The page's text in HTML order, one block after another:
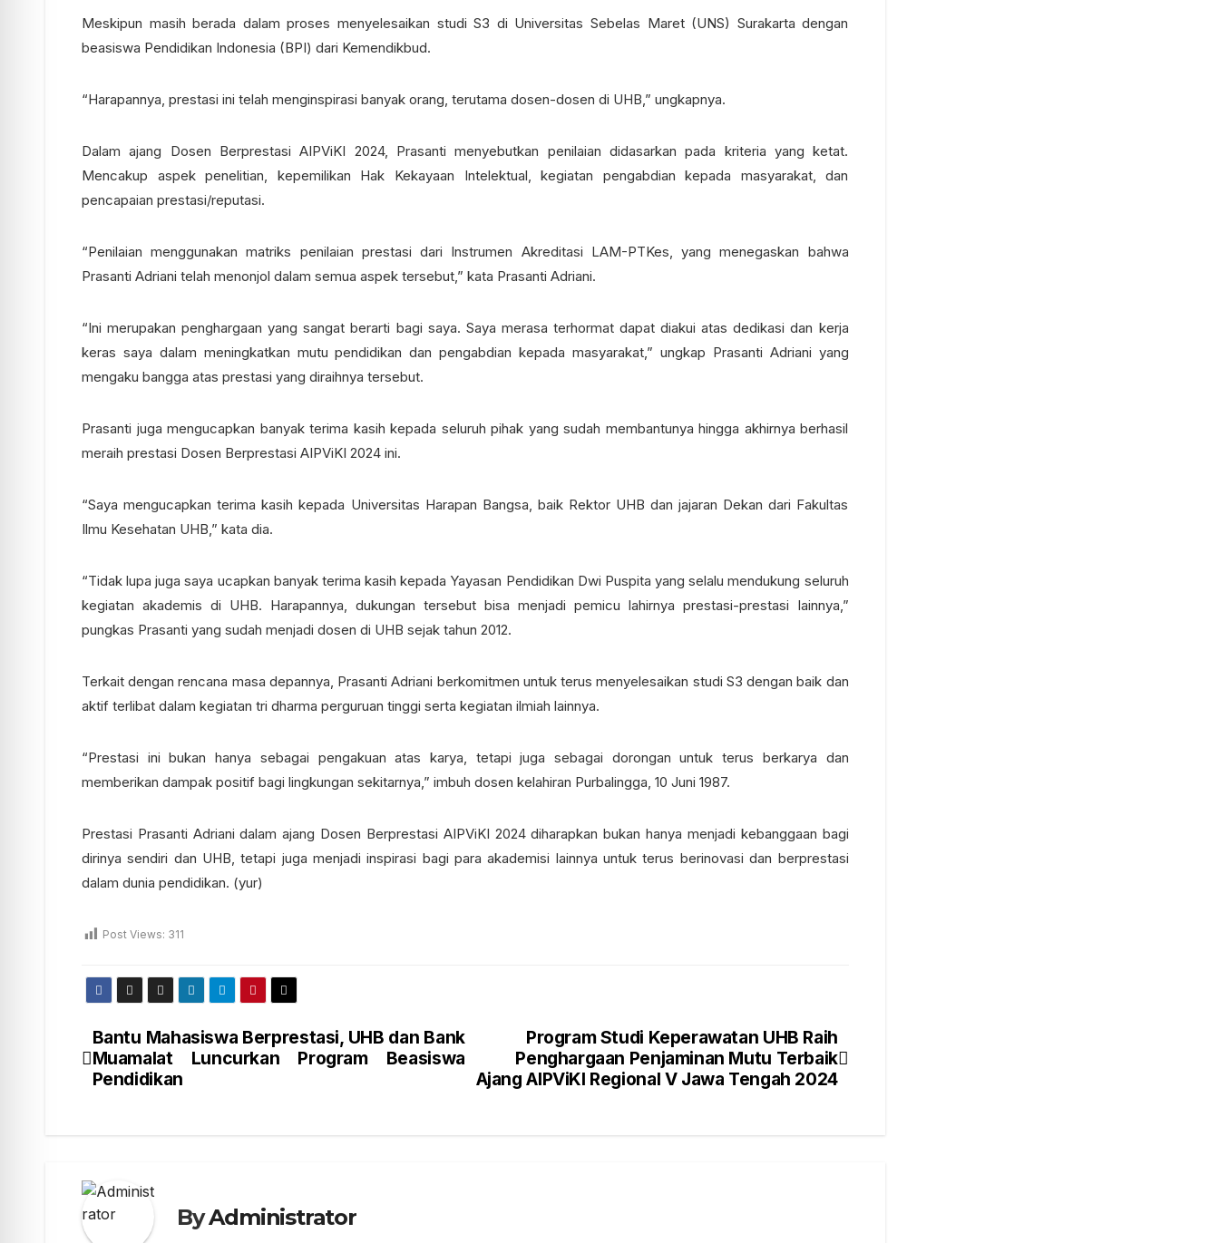
Meskipun masih berada dalam proses menyelesaikan studi S3 di Universitas Sebelas Maret (UNS) Surakarta dengan
beasiswa Pendidikan Indonesia (BPI) dari Kemendikbud.
“Harapannya, prestasi ini telah menginspirasi banyak orang, terutama dosen-dosen di UHB,” ungkapnya.
Dalam ajang Dosen Berprestasi AIPViKI 2024, Prasanti menyebutkan penilaian didasarkan pada kriteria yang ketat.
Mencakup aspek penelitian, kepemilikan Hak Kekayaan Intelektual, kegiatan pengabdian kepada masyarakat, dan
pencapaian prestasi/reputasi.
“Penilaian menggunakan matriks penilaian prestasi dari Instrumen Akreditasi LAM-PTKes, yang menegaskan bahwa
Prasanti Adriani telah menonjol dalam semua aspek tersebut,” kata Prasanti Adriani.
“Ini merupakan penghargaan yang sangat berarti bagi saya. Saya merasa terhormat dapat diakui atas dedikasi dan kerja
keras saya dalam meningkatkan mutu pendidikan dan pengabdian kepada masyarakat,” ungkap Prasanti Adriani yang
mengaku bangga atas prestasi yang diraihnya tersebut.
Prasanti juga mengucapkan banyak terima kasih kepada seluruh pihak yang sudah membantunya hingga akhirnya berhasil
meraih prestasi Dosen Berprestasi AIPViKI 2024 ini.
“Saya mengucapkan terima kasih kepada Universitas Harapan Bangsa, baik Rektor UHB dan jajaran Dekan dari Fakultas
Ilmu Kesehatan UHB,” kata dia.
“Tidak lupa juga saya ucapkan banyak terima kasih kepada Yayasan Pendidikan Dwi Puspita yang selalu mendukung seluruh
kegiatan akademis di UHB. Harapannya, dukungan tersebut bisa menjadi pemicu lahirnya prestasi-prestasi lainnya,”
pungkas Prasanti yang sudah menjadi dosen di UHB sejak tahun 2012.
Terkait dengan rencana masa depannya, Prasanti Adriani berkomitmen untuk terus menyelesaikan studi S3 dengan baik dan
aktif terlibat dalam kegiatan tri dharma perguruan tinggi serta kegiatan ilmiah lainnya.
“Prestasi ini bukan hanya sebagai pengakuan atas karya, tetapi juga sebagai dorongan untuk terus berkarya dan
memberikan dampak positif bagi lingkungan sekitarnya,” imbuh dosen kelahiran Purbalingga, 10 Juni 1987.
Prestasi Prasanti Adriani dalam ajang Dosen Berprestasi AIPViKI 2024 diharapkan bukan hanya menjadi kebanggaan bagi
dirinya sendiri dan UHB, tetapi juga menjadi inspirasi bagi para akademisi lainnya untuk terus berinovasi dan berprestasi
dalam dunia pendidikan. (yur)
Post Views: 311
Program Studi Keperawatan UHB Raih
Penghargaan Penjaminan Mutu Terbaik
Ajang AIPViKI Regional V Jawa Tengah 2024
Bantu Mahasiswa Berprestasi, UHB dan Bank
Muamalat Luncurkan Program Beasiswa
Pendidikan
ByAdministrator